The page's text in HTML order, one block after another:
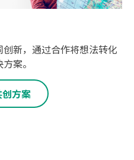
新，通过合作将想法转化
案。
方案